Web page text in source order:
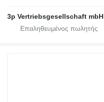
3p Vertriebsgesellschaft mbH